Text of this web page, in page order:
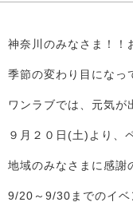
神奈川のみなさま！
季節の変わり目になっ
ワンラブでは、元気
９月２０日(土)より、
地域のみなさまに感謝
9/20～9/30までのイ